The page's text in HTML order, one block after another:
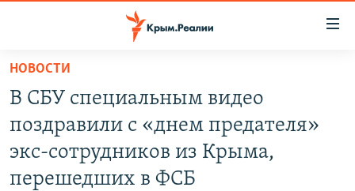
Вернуться
основному
содержанию
Вернутся
главной
КАРТА ВОЕННЫХ ОБЪЕКТОВ КРЫМА
НОВОСТИ
В СБУ специальным видео
поздравили с «днем предателя»
экс-сотрудников из Крыма,
перешедших в ФСБ